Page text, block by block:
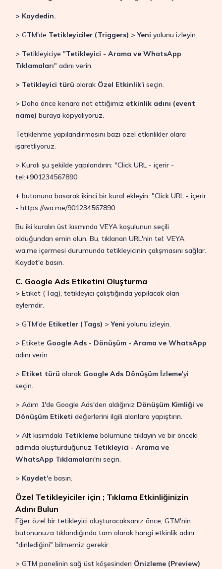
> Kaydedin.
> GTM'de Tetikleyiciler (Triggers) >Yeni yolunu izleyin.
> Tetikleyiciye "Tetikleyici - Arama ve WhatsApp
Tıklamaları" adını verin.
> Tetikleyici türü olarakÖzel Etkinlik'i seçin.
> Daha önce kenara not ettiğimiz etkinlik adını (event
name) buraya kopyalıyoruz.
Tetiklenme yapılandırmasını bazı özel etkinlikler olara
işaretliyoruz.
> Kuralı şu şekilde yapılandırın: "Click URL - içerir -
tel:+901234567890
+ butonuna basarak ikinci bir kural ekleyin: "Click URL - içerir
- https://wa.me/901234567890
Bu iki kuralın üst kısmında VEYA koşulunun seçili
olduğundan emin olun. Bu, tıklanan URL'nin tel: VEYA
wa.me içermesi durumunda tetikleyicinin çalışmasını sağlar.
Kaydet'e basın.
C. Google Ads Etiketini Oluşturma
> Etiket (Tag), tetikleyici çalıştığında yapılacak olan
eylemdir.
> GTM'de Etiketler (Tags) > Yeni yolunu izleyin.
> Etikete Google Ads - Dönüşüm - Arama ve WhatsApp
adını verin.
> Etiket türü olarak Google Ads Dönüşüm İzleme'yi
seçin.
> Adım 1'de Google Ads'den aldığınız Dönüşüm Kimliği ve
Dönüşüm Etiketi değerlerini ilgili alanlara yapıştırın.
> Alt kısımdaki Tetiklemebölümüne tıklayın ve bir önceki
adımda oluşturduğunuz Tetikleyici - Arama ve
WhatsApp Tıklamaları'nı seçin.
> Kaydet'e basın.
Özel Tetikleyiciler için ; Tıklama Etkinliğinizin
Adını Bulun
Eğer özel bir tetikleyici oluşturacaksanız önce, GTM'nin
butonunuza tıklandığında tam olarak hangi etkinlik adını
"dinlediğini" bilmemiz gerekir.
> GTM panelinin sağ üst köşesinden Önizleme (Preview)